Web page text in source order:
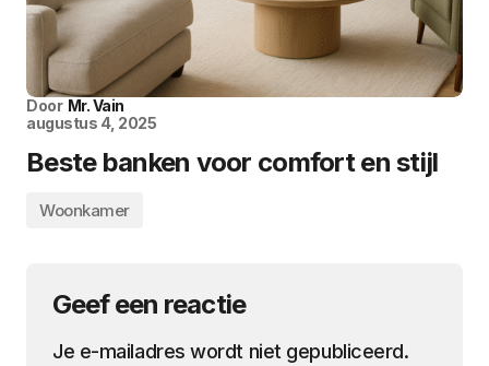
Door Mr. Vain
augustus 4, 2025
Beste banken voor comfort en stijl
Woonkamer
Geef een reactie
Je e-mailadres wordt niet gepubliceerd.